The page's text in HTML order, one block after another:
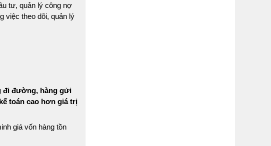
tư, quản lý công nợ
việc theo dõi, quản lý
đi đường, hàng gửi
toán cao hơn giá trị
giá vốn hàng tồn